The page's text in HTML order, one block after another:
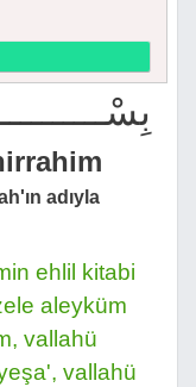
adıyla
ehlil kitabi
aleyküm
vallahü
vallahü